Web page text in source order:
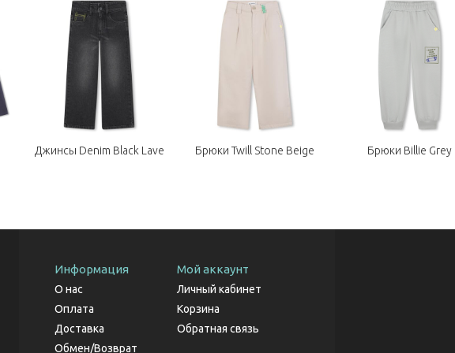
Джинсы Denim Black Lave Брюки Twill Stone Beige Брюки Billie Grey
Информация
О нас
Оплата
Доставка
Обмен/Возврат
Мой аккаунт
Личный кабинет
Корзина
Обратная связь